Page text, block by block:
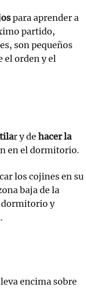
para aprender a
partido,
son pequeños
el orden y el
r y de hacer la
en el dormitorio.
los cojines en su
baja de la
dormitorio y
encima sobre